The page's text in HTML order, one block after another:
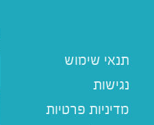
תנאי שימוש
נגישות
מדיניות פרטיות